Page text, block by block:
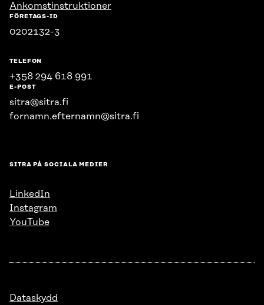
Ankomstinstruktioner
FÖRETAGS-ID
0202132-3
TELEFON
+358 294 618 991
E-POST
sitra@sitra.fi
fornamn.efternamn@sitra.fi
SITRA PÅ SOCIALA MEDIER
LinkedIn
Instagram
YouTube
Dataskydd